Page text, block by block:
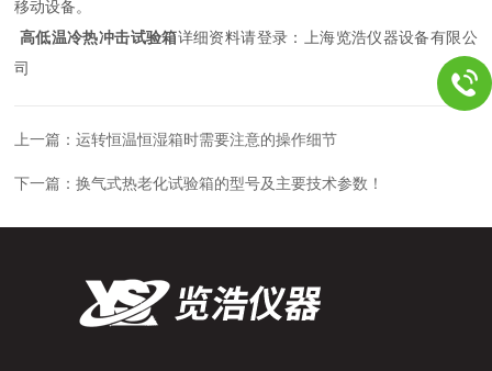
移动设备。
高低温冷热冲击试验箱详细资料请登录：上海览浩仪器设备有限公
司
上一篇：运转恒温恒湿箱时需要注意的操作细节
下一篇：换气式热老化试验箱的型号及主要技术参数！